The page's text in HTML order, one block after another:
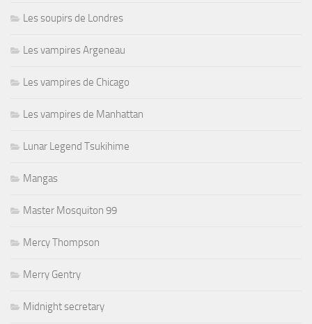
Les soupirs de Londres
Les vampires Argeneau
Les vampires de Chicago
Les vampires de Manhattan
Lunar Legend Tsukihime
Mangas
Master Mosquiton 99
Mercy Thompson
Merry Gentry
Midnight secretary